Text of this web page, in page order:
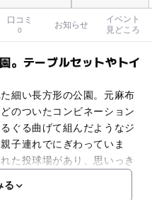
口コミ
0
お知らせ
イベント
見どころ
。テーブルセットやトイ
細い長方形の公園。元麻布
のついたコンビネーション
ぐる曲げて組んだようなジ
子連れでにぎわっていま
た投球場があり、思いっき
る